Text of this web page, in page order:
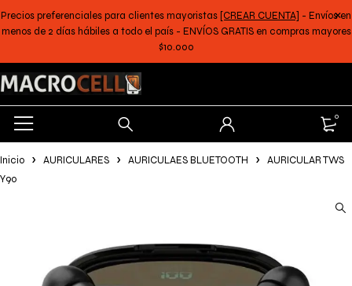
Precios preferenciales para clientes mayoristas [CREAR CUENTA] - Envíos en
menos de 2 días hábiles a todo el país - ENVÍOS GRATIS en compras mayores
$10.000
0
Inicio AURICULARES AURICULAES BLUETOOTH
AURICULAR TWS
Y90